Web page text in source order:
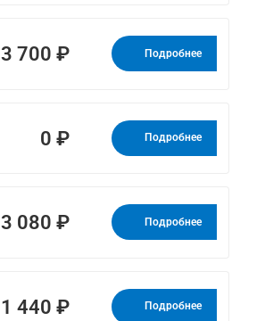
3 700 ₽ Подробнее
0 ₽ Подробнее
3 080 ₽ Подробнее
1 440 ₽ Подробнее